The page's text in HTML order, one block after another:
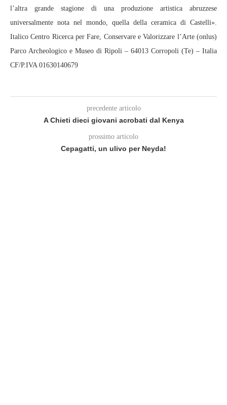
l’altra grande stagione di una produzione artistica abruzzese
universalmente nota nel mondo, quella della ceramica di Castelli».
Italico Centro Ricerca per Fare, Conservare e Valorizzare l’Arte (onlus)
Parco Archeologico e Museo di Ripoli – 64013 Corropoli (Te) – Italia
CF/P.IVA 01630140679
precedente articolo
A Chieti dieci giovani acrobati dal Kenya
prossimo articolo
Cepagatti, un ulivo per Neyda!